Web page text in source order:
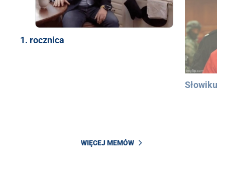
1. rocznica
Słowiku
WIĘCEJ MEMÓW